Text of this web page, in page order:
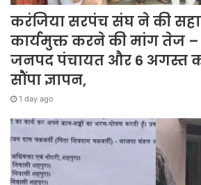
करंजिया सरपंच संघ ने की
कार्यमुक्त करने की मांग तेज
जनपद पंचायत और 6 अगस्त
सौंपा ज्ञापन,
1 day ago